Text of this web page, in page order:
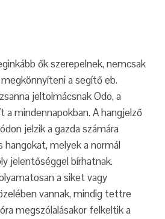
ők szerepelnek, nemcsak
a segítő eb.
jeltolmácsnak Odo, a
a mindennapokban. A hangjelző
jelzik a gazda számára
melyek a normál
jelentőséggel bírhatnak.
a siket vagy
vannak, mindig tettre
megszólalásakor felkeltik a